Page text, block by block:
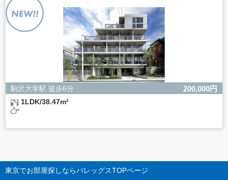
駒沢大学駅 徒歩6分 200,000円
1LDK/38.47m²
東京でお部屋探しならバレッグスTOPページ